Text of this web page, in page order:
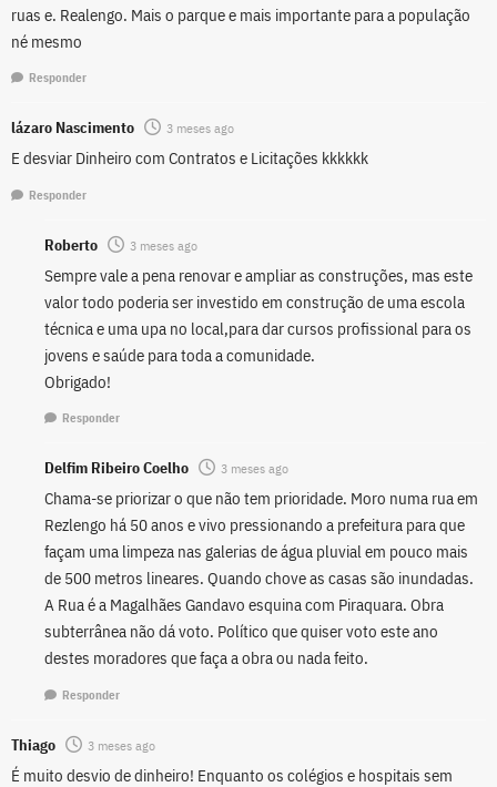
ruas e. Realengo. Mais o parque e mais importante para a população
né mesmo
Responder
lázaro Nascimento 3 meses ago
E desviar Dinheiro com Contratos e Licitações kkkkkk
Responder
Roberto 3 meses ago
Sempre vale a pena renovar e ampliar as construções, mas este
valor todo poderia ser investido em construção de uma escola
técnica e uma upa no local,para dar cursos profissional para os
jovens e saúde para toda a comunidade.
Obrigado!
Responder
Delfim Ribeiro Coelho 3 meses ago
Chama-se priorizar o que não tem prioridade. Moro numa rua em
Rezlengo há 50 anos e vivo pressionando a prefeitura para que
façam uma limpeza nas galerias de água pluvial em pouco mais
de 500 metros lineares. Quando chove as casas são inundadas.
A Rua é a Magalhães Gandavo esquina com Piraquara. Obra
subterrânea não dá voto. Político que quiser voto este ano
destes moradores que faça a obra ou nada feito.
Responder
Thiago 3 meses ago
É muito desvio de dinheiro! Enquanto os colégios e hospitais sem